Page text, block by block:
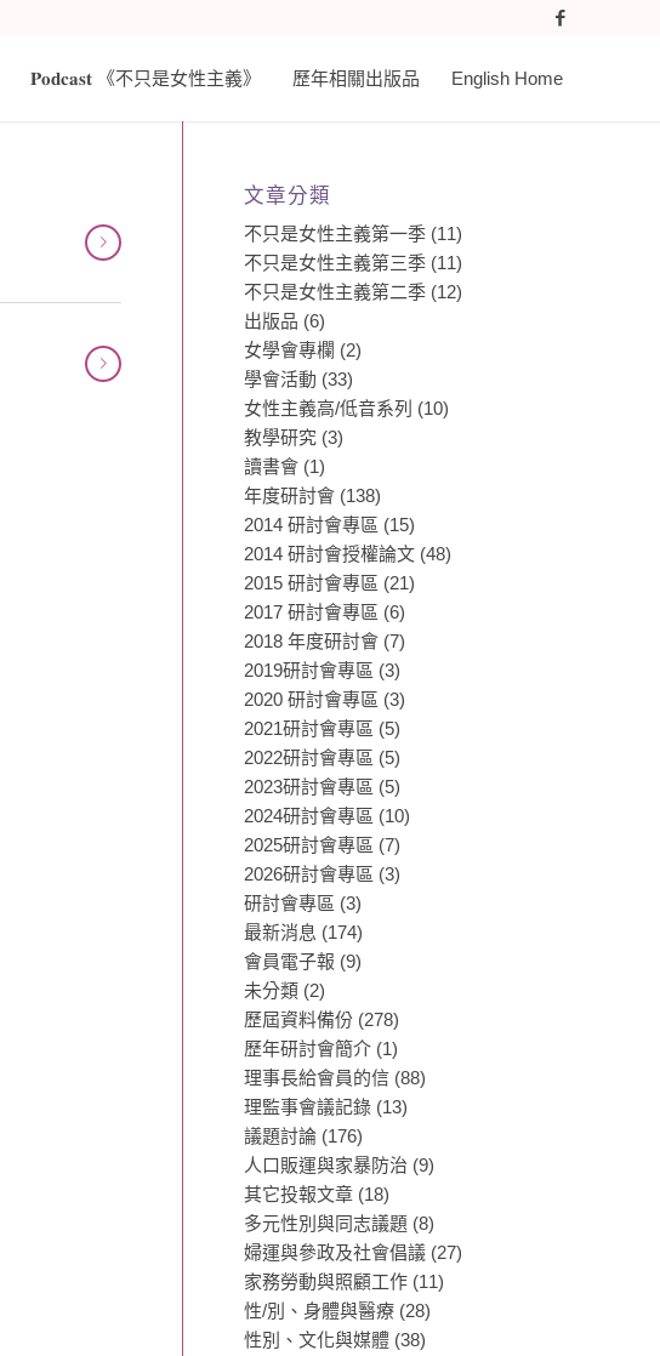
𝐏𝐨𝐝𝐜𝐚𝐬𝐭 《不只是女性主義》 歷年相關出版品 English Home
文章分類
不只是女性主義第一季 (11)
不只是女性主義第三季 (11)
不只是女性主義第二季 (12)
出版品 (6)
女學會專欄 (2)
學會活動 (33)
女性主義高/低音系列 (10)
教學研究 (3)
讀書會 (1)
年度研討會 (138)
2014 研討會專區 (15)
2014 研討會授權論文 (48)
2015 研討會專區 (21)
2017 研討會專區 (6)
2018 年度研討會 (7)
2019研討會專區 (3)
2020 研討會專區 (3)
2021研討會專區 (5)
2022研討會專區 (5)
2023研討會專區 (5)
2024研討會專區 (10)
2025研討會專區 (7)
2026研討會專區 (3)
研討會專區 (3)
最新消息 (174)
會員電子報 (9)
未分類 (2)
歷屆資料備份 (278)
歷年研討會簡介 (1)
理事長給會員的信 (88)
理監事會議記錄 (13)
議題討論 (176)
人口販運與家暴防治 (9)
其它投報文章 (18)
多元性別與同志議題 (8)
婦運與參政及社會倡議 (27)
家務勞動與照顧工作 (11)
性/別、身體與醫療 (28)
性別、文化與媒體 (38)